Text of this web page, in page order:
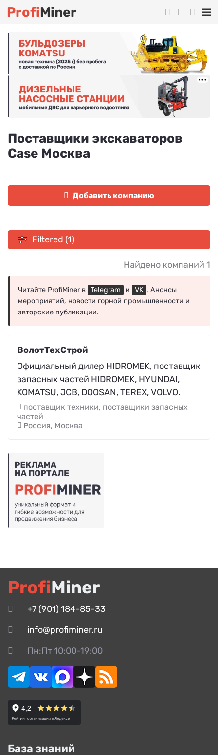
ProfiMiner
Поставщики экскаваторов
Case Москва
Добавить компанию
Filtered (1)
Найдено компаний 1
Читайте ProfiMiner в Telegram и VK . Анонсы
мероприятий, новости горной промышленности и
авторские публикации.
ВолотТехСтрой
Официальный дилер HIDROMEK, поставщик
запасных частей HIDROMEK, HYUNDAI,
KOMATSU, JCB, DOOSAN, TEREX, VOLVO.
поставщик техники, поставщики запасных
частей
Россия, Москва
ProfiMiner
+7 (901) 184-85-33
info@profiminer.ru
Пн:Пт 10:00-19:00
База знаний